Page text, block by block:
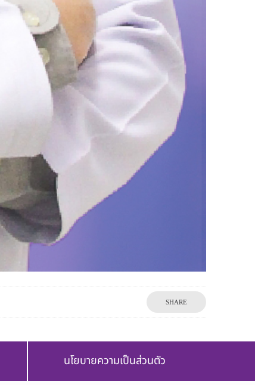
SHARE
นโยบายความเป็นส่วนตัว